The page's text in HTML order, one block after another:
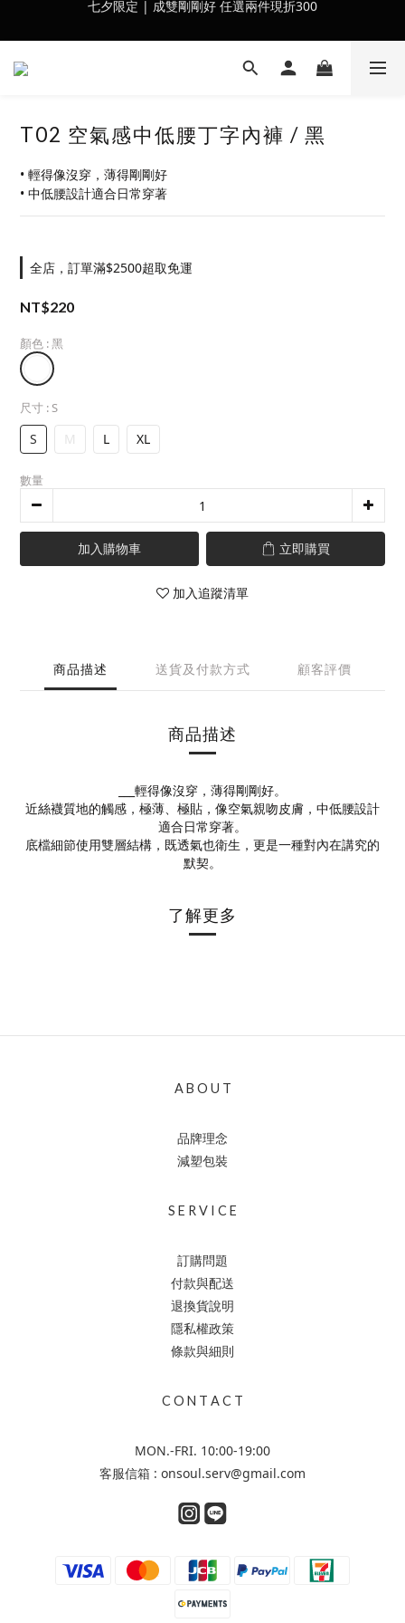
會員訂單滿$2500超取免運
會員訂單滿$2500超取免運
T02 空氣感中低腰丁字內褲 / 黑
• 輕得像沒穿，薄得剛剛好
• 中低腰設計適合日常穿著
全店，訂單滿$2500超取免運
NT$220
顏色 : 黑
尺寸 : S
S M L XL
數量
加入購物車 立即購買
加入追蹤清單
商品描述 送貨及付款方式 顧客評價
商品描述
___輕得像沒穿，薄得剛剛好。
近絲襪質地的觸感，極薄、極貼，像空氣親吻皮膚，中低腰設計
適合日常穿著。
底檔細節使用雙層結構，既透氣也衛生，更是一種對內在講究的
默契。
了解更多
A B O U T
品牌理念
減塑包裝
S E R V I C E
訂購問題
付款與配送
退換貨說明
隱私權政策
條款與細則
C O N T A C T
MON.-FRI. 10:00-19:00
客服信箱 : onsoul.serv@gmail.com